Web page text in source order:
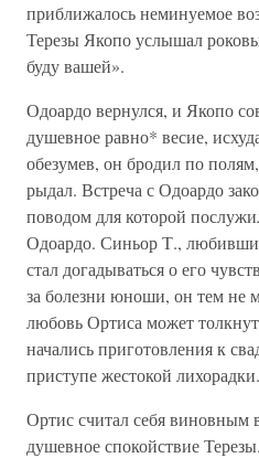
приближалось неминуемое
Терезы Якопо услышал
буду вашей».
Одоардо вернулся, и Якопо
душевное равно* весие,
обезумев, он бродил по
рыдал. Встреча с Одоардо
поводом для которой
Одоардо. Синьор Т.,
стал догадываться о его
за болезни юноши, он тем не
любовь Ортиса может
начались приготовления к
приступе жестокой лихорадки.
Ортис считал себя виновным
душевное спокойствие